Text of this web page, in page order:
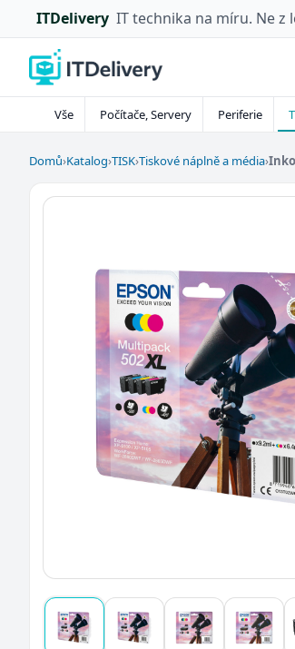
ITDelivery IT technika na míru. Ne
Vše Počítače, Servery Periferie
Domů›Katalog›TISK›Tiskové náplně a média›